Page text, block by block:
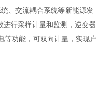
、交流耦合系统等新能源发
行采样计量和监测，逆变器
等功能，可双向计量，实现户